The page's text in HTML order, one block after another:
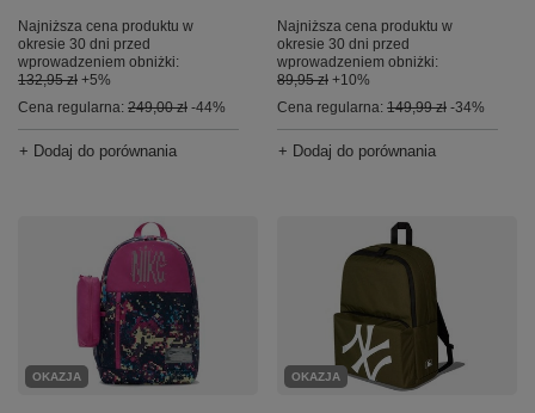
Najniższa cena produktu w
okresie 30 dni przed
wprowadzeniem obniżki:
132,95 zł +5%
Cena regularna: 249,00 zł -44%
+ Dodaj do porównania
Najniższa cena produktu w
okresie 30 dni przed
wprowadzeniem obniżki:
89,95 zł +10%
Cena regularna: 149,99 zł -34%
+ Dodaj do porównania
OKAZJA OKAZJA